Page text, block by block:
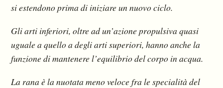
si estendono prima di iniziare un nuovo ciclo.
Gli arti inferiori, oltre ad un’azione propulsiva quasi
uguale a quello a degli arti superiori, hanno anche la
funzione di mantenere l’equilibrio del corpo in acqua.
La rana è la nuotata meno veloce fra le specialità del